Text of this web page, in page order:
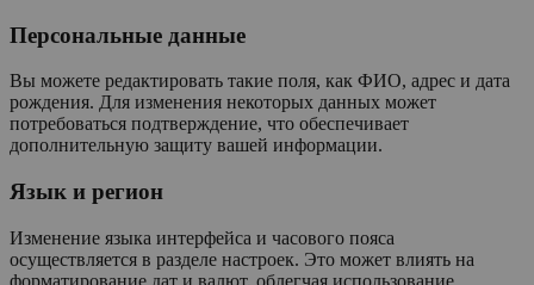
Персональные данные
Вы можете редактировать такие поля, как ФИО, адрес и дата
рождения. Для изменения некоторых данных может
потребоваться подтверждение, что обеспечивает
дополнительную защиту вашей информации.
Язык и регион
Изменение языка интерфейса и часового пояса
осуществляется в разделе настроек. Это может влиять на
форматирование дат и валют, облегчая использование